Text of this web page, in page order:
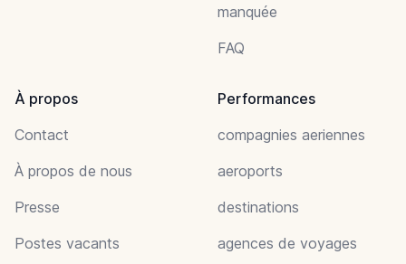
manquée
FAQ
À propos
Contact
À propos de nous
Presse
Postes vacants
Performances
compagnies aeriennes
aeroports
destinations
agences de voyages